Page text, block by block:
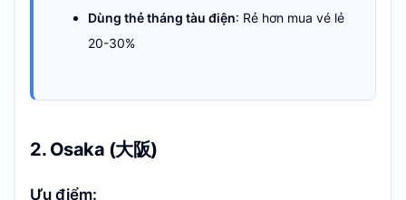
Dùng thẻ tháng tàu điện: Rẻ hơn mua vé lẻ
20-30%
2. Osaka (大阪)
Ưu điểm: